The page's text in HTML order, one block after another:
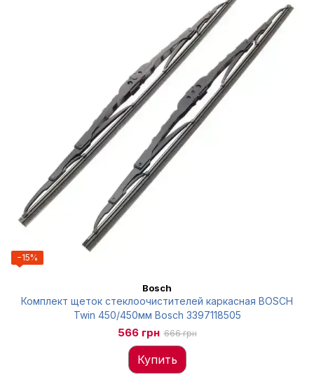
−15%
Bosch
Комплект щеток стеклоочистителей каркасная BOSCH
Twin 450/450мм Bosch 3397118505
566 грн 666 грн
Купить